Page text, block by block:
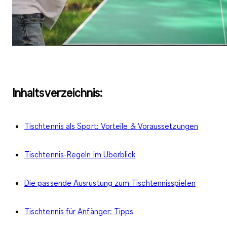
Inhaltsverzeichnis:
Tischtennis als Sport: Vorteile & Voraussetzungen
Tischtennis-Regeln im Überblick
Die passende Ausrüstung zum Tischtennisspielen
Tischtennis für Anfänger: Tipps